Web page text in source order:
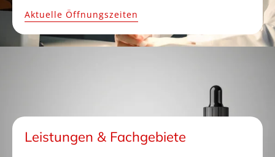
Aktuelle Öffnungszeiten
Leistungen & Fachgebiete